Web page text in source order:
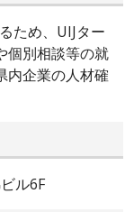
ため、UIJター
個別相談等の就
内企業の人材確
ル6F